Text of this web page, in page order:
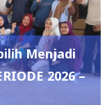
Menjadi
2026 –